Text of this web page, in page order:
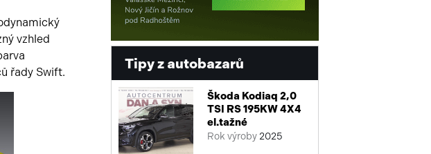
vzhled
řady Swift.
Tipy z autobazarů
Škoda Kodiaq 2,0
TSI RS 195KW 4X4
el.tažné
Rok výroby 2025